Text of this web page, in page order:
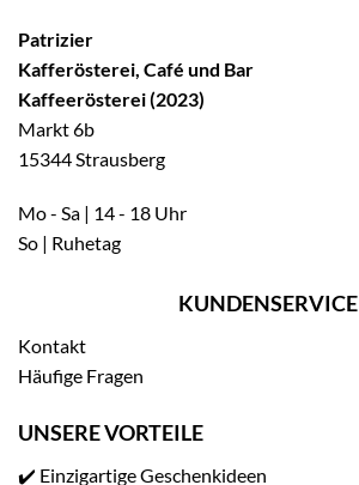
Patrizier
Kafferösterei, Café und Bar
Kaffeerösterei (2023)
Markt 6b
15344 Strausberg
Mo - Sa | 14 - 18 Uhr
So | Ruhetag
KUNDENSERVICE
Kontakt
Häufige Fragen
UNSERE VORTEILE
✔️ Einzigartige Geschenkideen